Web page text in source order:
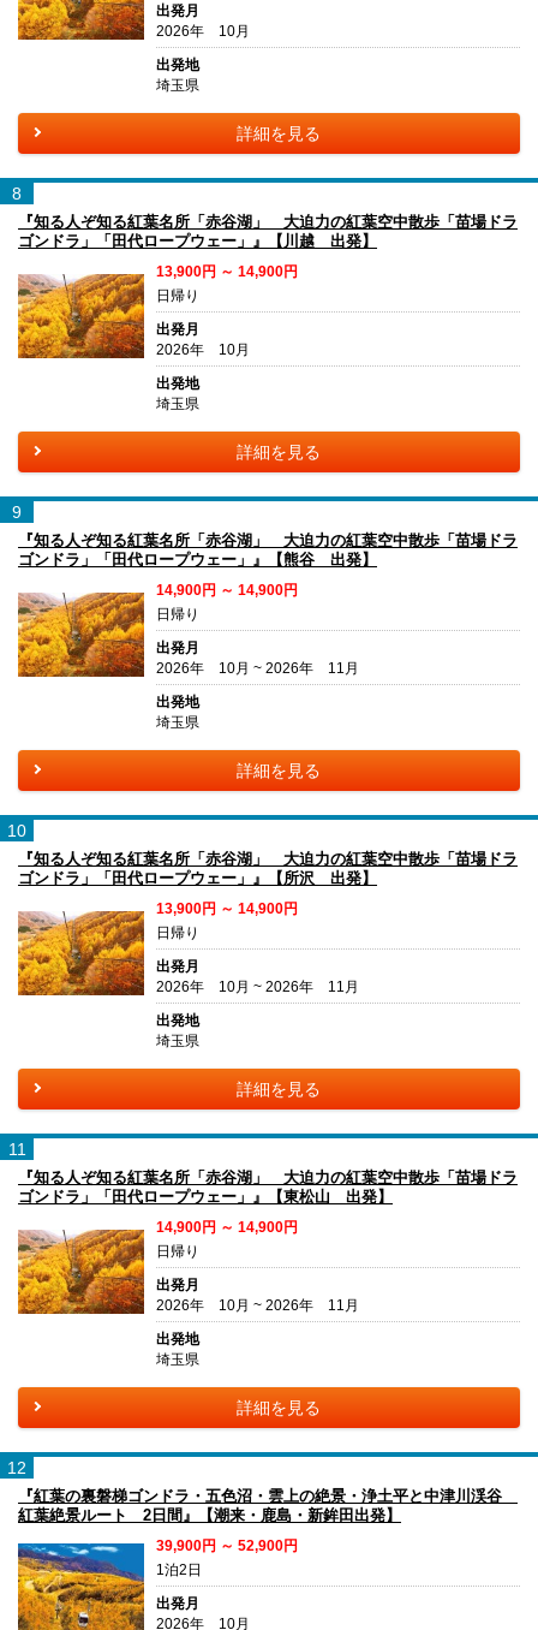
出発月
2026年 10月
出発地
埼玉県
詳細を見る
8
『知る人ぞ知る紅葉名所「赤谷湖」 大迫力の紅葉空中散歩「苗場ドラ
ゴンドラ」「田代ロープウェー」』【川越 出発】
13,900円 ～ 14,900円
日帰り
出発月
2026年 10月
出発地
埼玉県
詳細を見る
9
『知る人ぞ知る紅葉名所「赤谷湖」 大迫力の紅葉空中散歩「苗場ドラ
ゴンドラ」「田代ロープウェー」』【熊谷 出発】
14,900円 ～ 14,900円
日帰り
出発月
2026年 10月 ~ 2026年 11月
出発地
埼玉県
詳細を見る
10
『知る人ぞ知る紅葉名所「赤谷湖」 大迫力の紅葉空中散歩「苗場ドラ
ゴンドラ」「田代ロープウェー」』【所沢 出発】
13,900円 ～ 14,900円
日帰り
出発月
2026年 10月 ~ 2026年 11月
出発地
埼玉県
詳細を見る
11
『知る人ぞ知る紅葉名所「赤谷湖」 大迫力の紅葉空中散歩「苗場ドラ
ゴンドラ」「田代ロープウェー」』【東松山 出発】
14,900円 ～ 14,900円
日帰り
出発月
2026年 10月 ~ 2026年 11月
出発地
埼玉県
詳細を見る
12
『紅葉の裏磐梯ゴンドラ・五色沼・雲上の絶景・浄土平と中津川渓谷
紅葉絶景ルート 2日間』【潮来・鹿島・新鉾田出発】
39,900円 ～ 52,900円
1泊2日
出発月
2026年 10月